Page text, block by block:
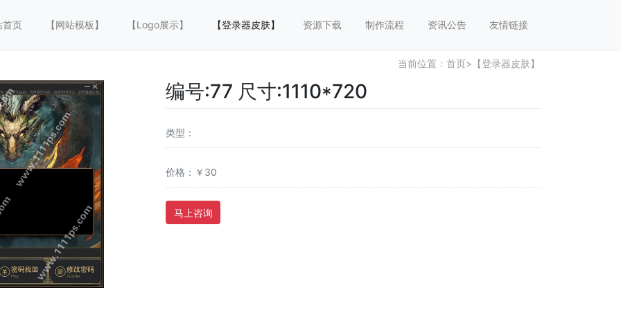
首页 【网站模板】 【Logo展示】 【登录器皮肤】 资源下载 制作流程 资讯公告 友情链接
当前位置： 首页> 【登录器皮肤】
编号:77 尺寸:1110*720
类型：
价格：￥30
马上咨询